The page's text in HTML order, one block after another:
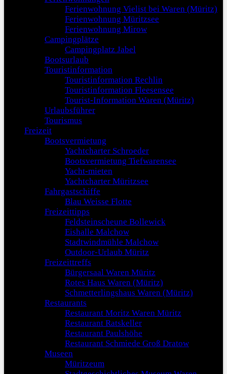
Ferienwohnung Vielist bei Waren (Müritz)
Ferienwohnung Müritzsee
Ferienwohnung Mirow
Campingplätze
Campingplatz Jabel
Bootsurlaub
Touristinformation
Touristinformation Rechlin
Touristinformation Fleesensee
Tourist-Information Waren (Müritz)
Urlaubsführer
Tourismus
Freizeit
Bootsvermietung
Yachtcharter Schroeder
Bootsvermietung Tiefwarensee
Yacht-mieten
Yachtcharter Müritzsee
Fahrgastschiffe
Blau Weisse Flotte
Freizeittipps
Feldsteinscheune Bollewick
Eishalle Malchow
Stadtwindmühle Malchow
Outdoor-Urlaub Müritz
Freizeittreffs
Bürgersaal Waren Müritz
Rotes Haus Waren (Müritz)
Schmetterlingshaus Waren (Müritz)
Restaurants
Restaurant Moritz Waren Müritz
Restaurant Ratskeller
Restaurant Paulshöhe
Restaurant Schmiede Groß Dratow
Museen
Müritzeum